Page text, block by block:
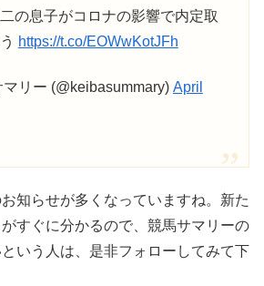
の息子がコロナの影響で内定取
https://t.co/EOWwKotJFh
リー (@keibasummary) April
知らせが多くなっていますね。新た
すぐに分かるので、競馬サマリーの
いう人は、是非フォローしてみて下